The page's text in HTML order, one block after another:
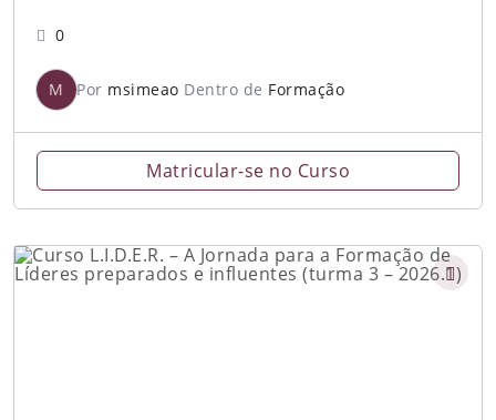
0
M Por msimeao Dentro de Formação
Matricular-se no Curso